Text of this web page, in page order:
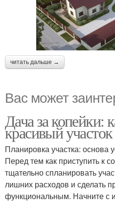
читать дальше →
Вас может
Дача за копейки:
красивый
Планировка участка: основа
Перед тем как приступить к
тщательно спланировать
лишних расходов и сделать
функциональным. Начните с